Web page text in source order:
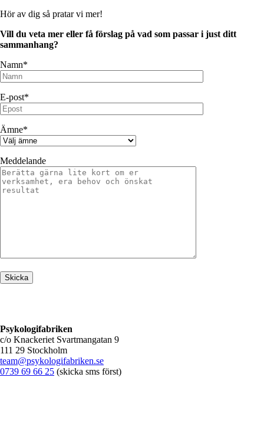
Hör av dig så pratar vi mer!
Vill du veta mer eller få förslag på vad som passar i just ditt
sammanhang?
Namn*
E-post*
Ämne*
Meddelande
Psykologifabriken
c/o Knackeriet Svartmangatan 9
111 29 Stockholm
team@psykologifabriken.se
0739 69 66 25 (skicka sms först)